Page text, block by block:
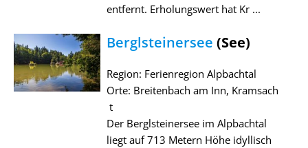
entfernt. Erholungswert hat Kr ...
Berglsteinersee (See)
Region: Ferienregion Alpbachtal
Orte: Breitenbach am Inn, Kramsach
t
Der Berglsteinersee im Alpbachtal
liegt auf 713 Metern Höhe idyllisch